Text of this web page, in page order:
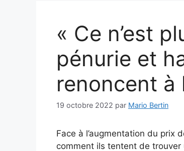
« Ce n’est
pénurie et
renoncent à
19 octobre 2022 par Mario Bertin
Face à l’augmentation du prix
comment ils tentent de